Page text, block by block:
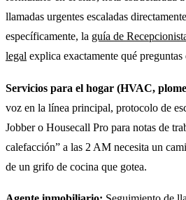
llamadas urgentes escaladas
específicamente, la guía de
legal explica exactamente qué
Servicios para el hogar (HVAC,
voz en la línea principal, protocolo de
Jobber o Housecall Pro para notas de
calefacción” a las 2 AM necesita un
de un grifo de cocina que gotea.